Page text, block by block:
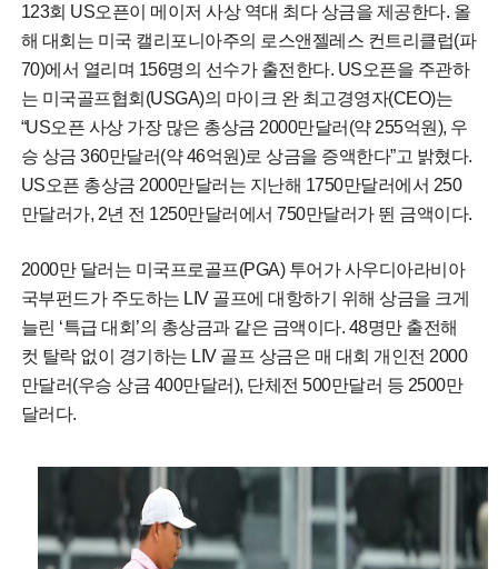
123회 US오픈이 메이저 사상 역대 최다 상금을 제공한다. 올
해 대회는 미국 캘리포니아주의 로스앤젤레스 컨트리클럽(파
70)에서 열리며 156명의 선수가 출전한다. US오픈을 주관하
는 미국골프협회(USGA)의 마이크 완 최고경영자(CEO)는
“US오픈 사상 가장 많은 총상금 2000만달러(약 255억원), 우
승 상금 360만달러(약 46억원)로 상금을 증액한다”고 밝혔다.
US오픈 총상금 2000만달러는 지난해 1750만달러에서 250
만달러가, 2년 전 1250만달러에서 750만달러가 뛴 금액이다.
2000만 달러는 미국프로골프(PGA) 투어가 사우디아라비아
국부펀드가 주도하는 LIV 골프에 대항하기 위해 상금을 크게
늘린 ‘특급 대회’의 총상금과 같은 금액이다. 48명만 출전해
컷 탈락 없이 경기하는 LIV 골프 상금은 매 대회 개인전 2000
만달러(우승 상금 400만달러), 단체전 500만달러 등 2500만
달러다.